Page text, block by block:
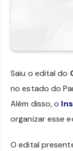
Saiu o edital do
no estado do
Além disso, o
organizar esse
O edital